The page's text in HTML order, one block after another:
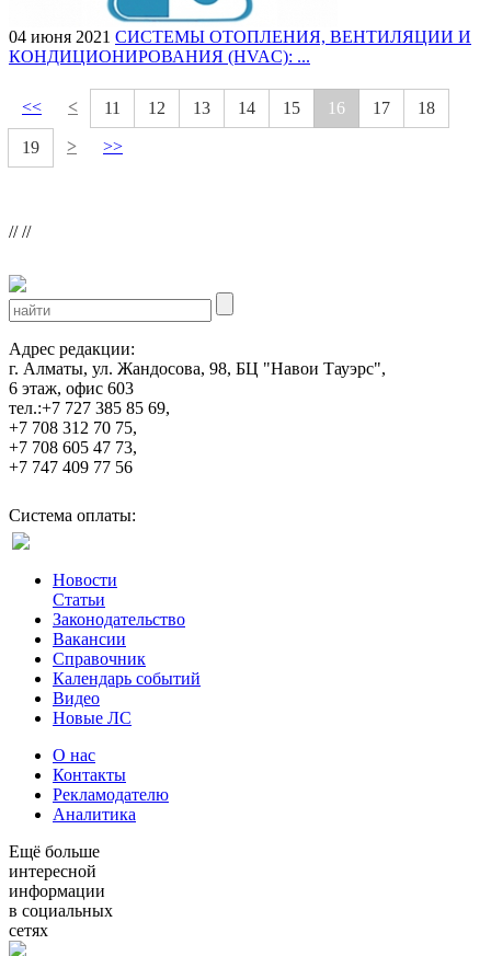
04 июня 2021 СИСТЕМЫ ОТОПЛЕНИЯ, ВЕНТИЛЯЦИИ И
КОНДИЦИОНИРОВАНИЯ (HVAC): ...
<< < 11 12 13 14 15 16 17 18
19 > >>
////
Адрес редакции:
г. Алматы, ул. Жандосова, 98, БЦ "Навои Тауэрс",
6 этаж, офис 603
тел.:+7 727 385 85 69,
+7 708 312 70 75,
+7 708 605 47 73,
+7 747 409 77 56
Система оплаты:
Новости
Статьи
Законодательство
Вакансии
Справочник
Календарь событий
Видео
Новые ЛС
О нас
Контакты
Рекламодателю
Аналитика
Ещё больше
интересной
информации
в социальных
сетях